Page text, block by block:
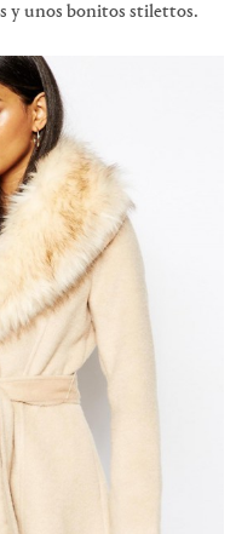
y unos bonitos stilettos.